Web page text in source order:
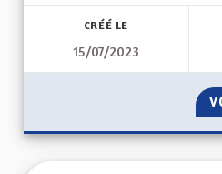
CRÉÉ LE
15/07/2023